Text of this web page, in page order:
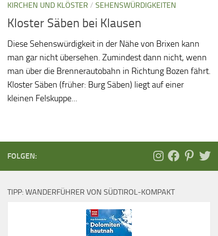
KIRCHEN UND KLÖSTER / SEHENSWÜRDIGKEITEN
Kloster Säben bei Klausen
Diese Sehenswürdigkeit in der Nähe von Brixen kann
man gar nicht übersehen. Zumindest dann nicht, wenn
man über die Brennerautobahn in Richtung Bozen fährt.
Kloster Säben (früher: Burg Säben) liegt auf einer
kleinen Felskuppe...
FOLGEN:
TIPP: WANDERFÜHRER VON SÜDTIROL-KOMPAKT